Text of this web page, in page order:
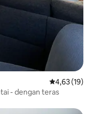
Nilai rata-rata
4,63 (19)
- dengan teras